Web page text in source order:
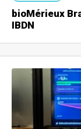
bioMérieux
IBDN